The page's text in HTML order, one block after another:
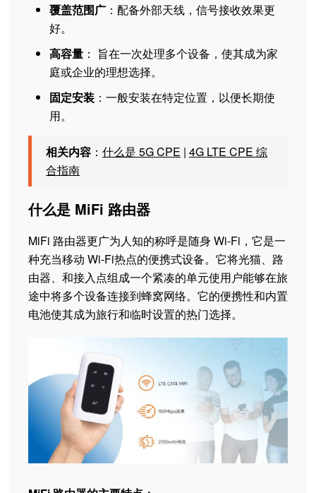
覆盖范围广 ：配备外部天线，信号接收效果更
好。
高容量 ： 旨在一次处理多个设备，使其成为家
庭或企业的理想选择。
固定安装 ：一般安装在特定位置，以便长期使
用。
相关内容 ： 什么是 5G CPE | 4G LTE CPE 综
合指南
什么是 MiFi 路由器
MiFi 路由器更广为人知的称呼是随身 Wi-Fi，它是一
种充当移动 Wi-Fi热点的便携式设备。它将光猫、路
由器、和接入点组成一个紧凑的单元使用户能够在旅
途中将多个设备连接到蜂窝网络。它的便携性和内置
电池使其成为旅行和临时设置的热门选择。